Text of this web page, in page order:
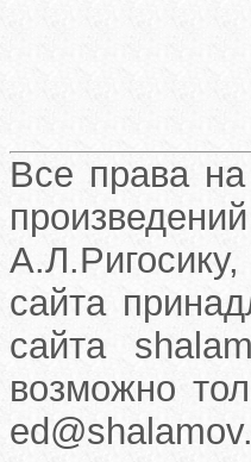
Все права на
сайта
сайта
возможно